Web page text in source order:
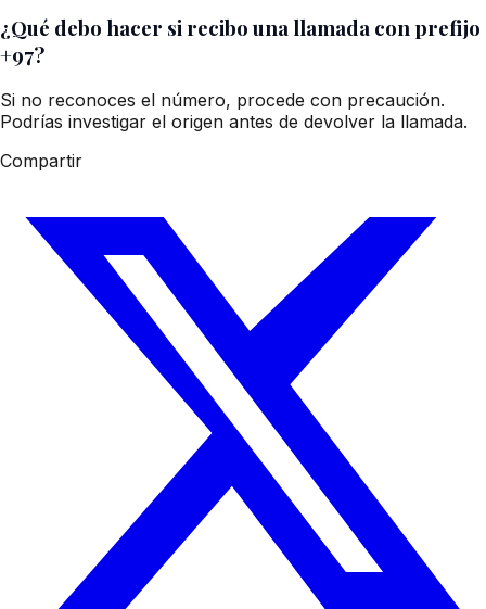
¿Qué debo hacer si recibo una llamada con prefijo
+97?
Si no reconoces el número, procede con precaución.
Podrías investigar el origen antes de devolver la llamada.
Compartir